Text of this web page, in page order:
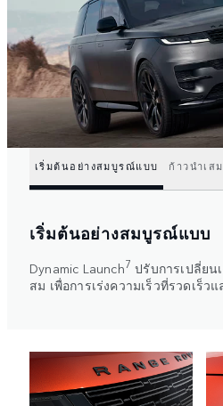
เริ่มต้นอย่างสมบูรณ์แบบ ก้าวนำเส
เริ่มต้นอย่างสมบูรณ์แบบ
Dynamic Launch7 ปรับการเปลี่ยน
สม เพื่อการเร่งความเร็วที่รวดเร็ว